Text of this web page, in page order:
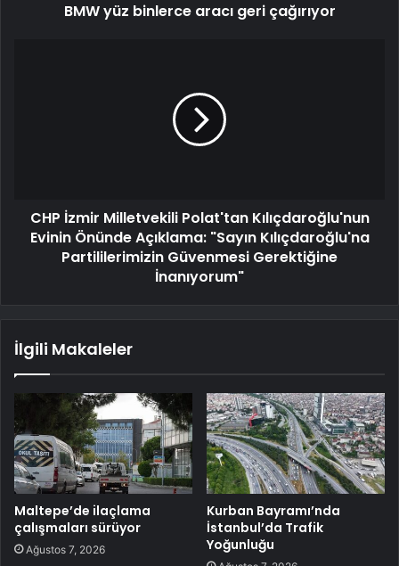
BMW yüz binlerce aracı geri çağırıyor
CHP İzmir Milletvekili Polat'tan Kılıçdaroğlu'nun
Evinin Önünde Açıklama: "Sayın Kılıçdaroğlu'na
Partililerimizin Güvenmesi Gerektiğine
İnanıyorum"
İlgili Makaleler
Maltepe’de ilaçlama
çalışmaları sürüyor
Ağustos 7, 2026
Kurban Bayramı’nda
İstanbul’da Trafik
Yoğunluğu